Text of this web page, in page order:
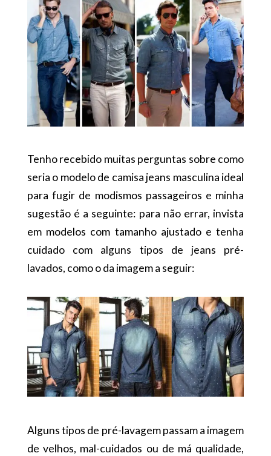
Tenho recebido muitas perguntas sobre como
seria o modelo de camisa jeans masculina ideal
para fugir de modismos passageiros e minha
sugestão é a seguinte: para não errar, invista
em modelos com tamanho ajustado e tenha
cuidado com alguns tipos de jeans pré-
lavados, como o da imagem a seguir:
Alguns tipos de pré-lavagem passam a imagem
de velhos, mal-cuidados ou de má qualidade,